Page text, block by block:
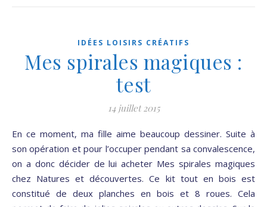
IDÉES LOISIRS CRÉATIFS
Mes spirales magiques :
test
14 juillet 2015
En ce moment, ma fille aime beaucoup dessiner. Suite à
son opération et pour l’occuper pendant sa convalescence,
on a donc décider de lui acheter Mes spirales magiques
chez Natures et découvertes. Ce kit tout en bois est
constitué de deux planches en bois et 8 roues. Cela